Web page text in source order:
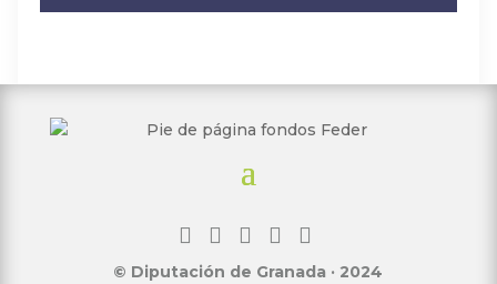
© Diputación de Granada · 2024